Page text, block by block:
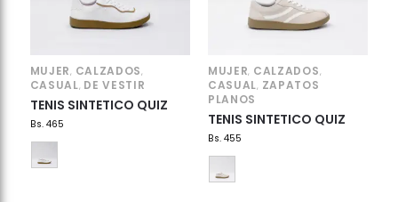
MUJER, CALZADOS,
CASUAL, DE VESTIR
TENIS SINTETICO QUIZ
Bs.465
MUJER, CALZADOS,
CASUAL, ZAPATOS
PLANOS
TENIS SINTETICO QUIZ
Bs.455